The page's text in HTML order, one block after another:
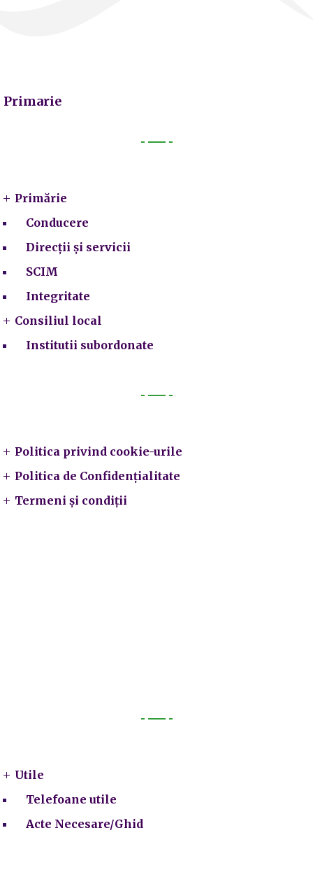
Primarie
Primărie
Conducere
Direcții și servicii
SCIM
Integritate
Consiliul local
Institutii subordonate
Politica privind cookie-urile
Politica de Confidențialitate
Termeni și condiții
Utile
Telefoane utile
Acte Necesare/Ghid